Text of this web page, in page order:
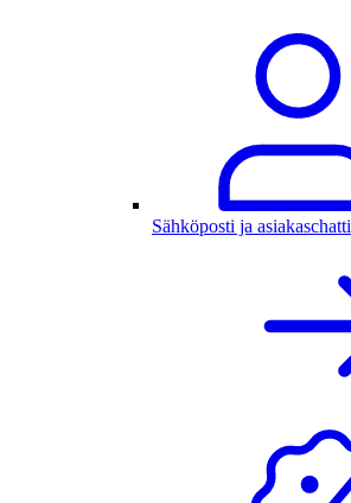
Sähköposti ja asiakaschatti